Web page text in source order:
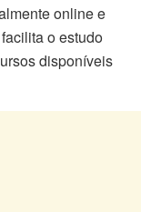
online e
o estudo
disponíveis